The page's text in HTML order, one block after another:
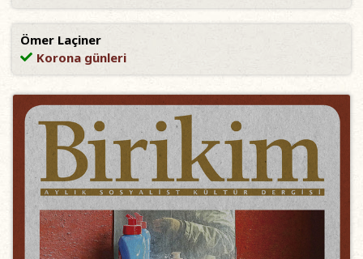
Ömer Laçiner
Korona günleri